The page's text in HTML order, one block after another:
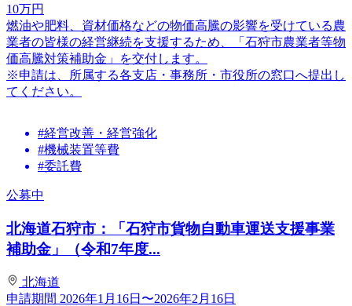
10万円
燃油や肥料、資材価格などの物価高騰の影響を受けている農
業者の皆様の経営継続を支援するため、「石狩市農業者等物
価高騰対策補助金」を交付します。
※申請は、所属する各支店・事務所・市役所の窓口へ提出し
てください。
#経営改善・経営強化
#機械装置等費
#委託費
公募中
北海道石狩市：「石狩市貨物自動車運送支援事業
補助金」（令和7年度...
北海道
申請期間 2026年1月16日〜2026年2月16日